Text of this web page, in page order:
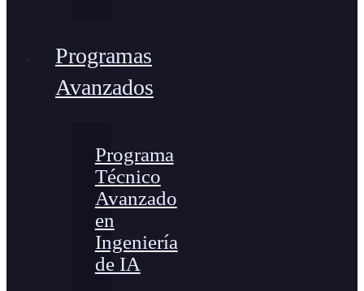
Programas
Avanzados
Programa
Técnico
Avanzado
en
Ingeniería
de IA